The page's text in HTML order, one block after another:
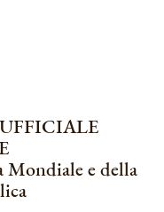
Mondiale e della